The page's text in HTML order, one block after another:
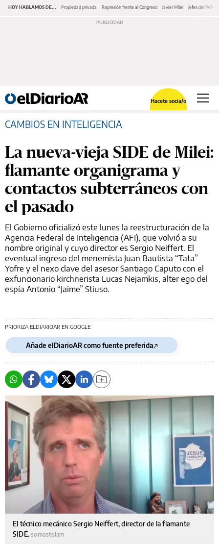
HOY HABLAMOS DE... Propiedad privada Represión frente al Congreso Javier Milei Jefes del PAMI
Hacete socia/o
CAMBIOS EN INTELIGENCIA
La nueva-vieja SIDE de Milei:
flamante organigrama y
contactos subterráneos con
el pasado
El Gobierno oficializó este lunes la reestructuración de la
Agencia Federal de Inteligencia (AFI), que volvió a su
nombre original y cuyo director es Sergio Neiffert. El
eventual ingreso del menemista Juan Bautista “Tata”
Yofre y el nexo clave del asesor Santiago Caputo con el
exfuncionario kirchnerista Lucas Nejamkis, alter ego del
espía Antonio “Jaime” Stiuso.
PRIORIZA ELDIARIOAR EN GOOGLE
Añade elDiarioAR como fuente preferida
El técnico mecánico Sergio Neiffert, director de la flamante
SIDE.somostelam